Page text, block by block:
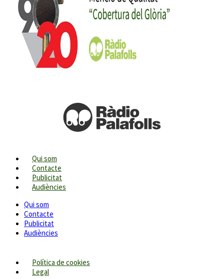
Qui som
Contacte
Publicitat
Audiències
Qui som
Contacte
Publicitat
Audiències
Política de cookies
Legal